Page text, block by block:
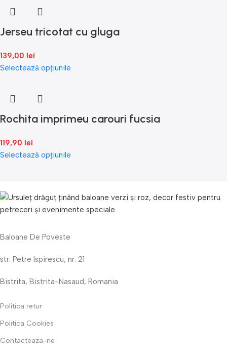
Jerseu tricotat cu gluga
139,00 lei
Selectează opțiunile
Rochita imprimeu carouri fucsia
119,90 lei
Selectează opțiunile
Baloane De Poveste
str. Petre Ispirescu, nr. 21
Bistrita, Bistrita-Nasaud, Romania
Politica retur
Politica Cookies
Contacteaza-ne